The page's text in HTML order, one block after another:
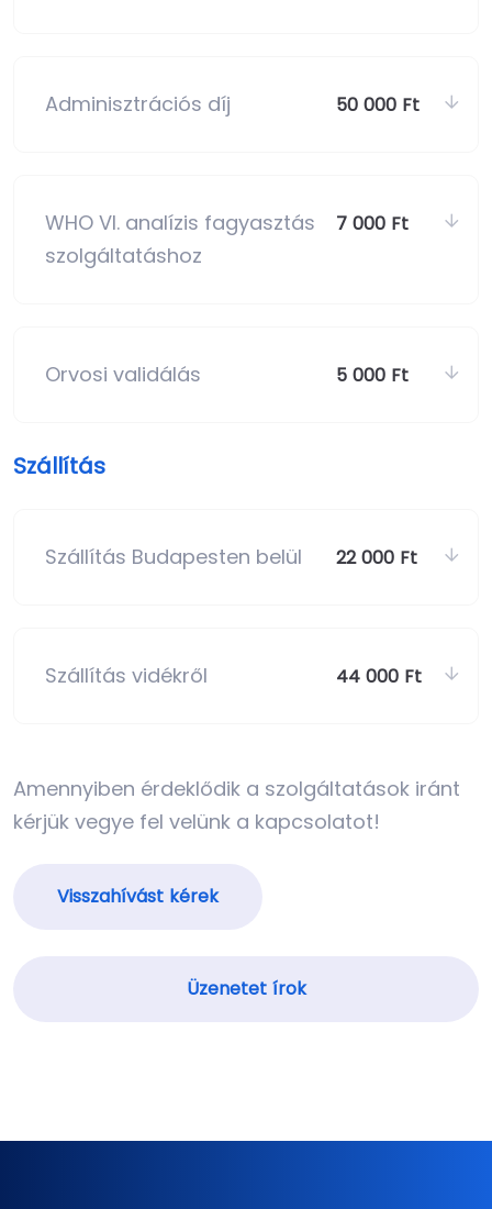
Adminisztrációs díj 50 000 Ft
WHO VI. analízis fagyasztás
szolgáltatáshoz
7 000 Ft
Orvosi validálás 5 000 Ft
Szállítás
Szállítás Budapesten belül 22 000 Ft
Szállítás vidékről 44 000 Ft
Amennyiben érdeklődik a szolgáltatások iránt
kérjük vegye fel velünk a kapcsolatot!
Visszahívást kérek
Üzenetet írok